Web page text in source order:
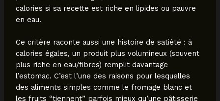
calories si sa recette est riche en lipides ou pauvre
en eau.
Ce critère raconte aussi une histoire de satiété : à
calories égales, un produit plus volumineux (souvent
plus riche en eau/fibres) remplit davantage
l’estomac. C’est l’une des raisons pour lesquelles
des aliments simples comme le fromage blanc et
les fruits “tiennent” parfois mieux qu’une pâtisserie